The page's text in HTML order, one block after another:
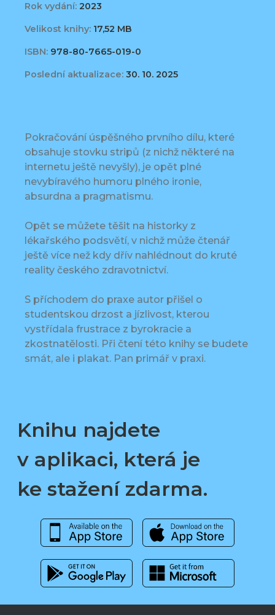
Rok vydání: 2023
Velikost knihy: 17,52 MB
ISBN: 978-80-7665-019-0
Poslední aktualizace: 30. 10. 2025
Pokračování úspěšného prvního dílu, které
obsahuje stovku stripů (z nichž některé na
internetu ještě nevyšly), je opět plné
nevybíravého humoru plného ironie,
absurdna a pragmatismu.
Opět se můžete těšit na historky z
lékařského podsvětí, v nichž může čtenář
ještě více než kdy dřív nahlédnout do kruté
reality českého zdravotnictví.
S příchodem do praxe autor přišel o
studentskou drzost a jízlivost, kterou
vystřídala frustrace z byrokracie a
zkostnatělosti. Při čtení této knihy se budete
smát, ale i plakat. Pan primář v praxi.
Knihu najdete
v aplikaci, která je
ke stažení zdarma.